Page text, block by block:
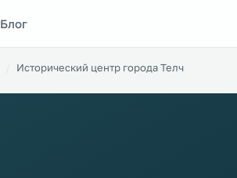
Блог
Исторический центр города Телч